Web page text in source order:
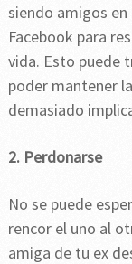
siendo amigos en
Facebook para
vida. Esto puede
poder mantener
demasiado
2. Perdonarse
No se puede
rencor el uno al
amiga de tu ex